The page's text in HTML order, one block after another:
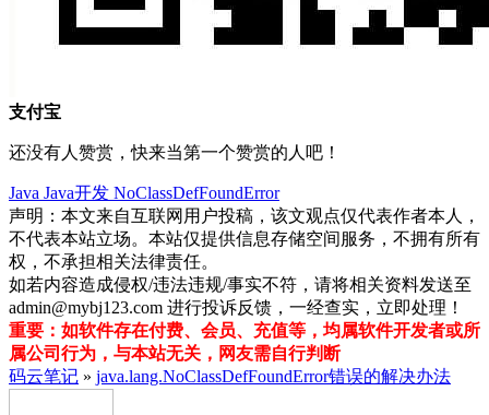
支付宝
还没有人赞赏，快来当第一个赞赏的人吧！
Java Java开发 NoClassDefFoundError
声明：本文来自互联网用户投稿，该文观点仅代表作者本人，
不代表本站立场。本站仅提供信息存储空间服务，不拥有所有
权，不承担相关法律责任。
如若内容造成侵权/违法违规/事实不符，请将相关资料发送至
admin@mybj123.com 进行投诉反馈，一经查实，立即处理！
重要：如软件存在付费、会员、充值等，均属软件开发者或所
属公司行为，与本站无关，网友需自行判断
码云笔记 » java.lang.NoClassDefFoundError错误的解决办法